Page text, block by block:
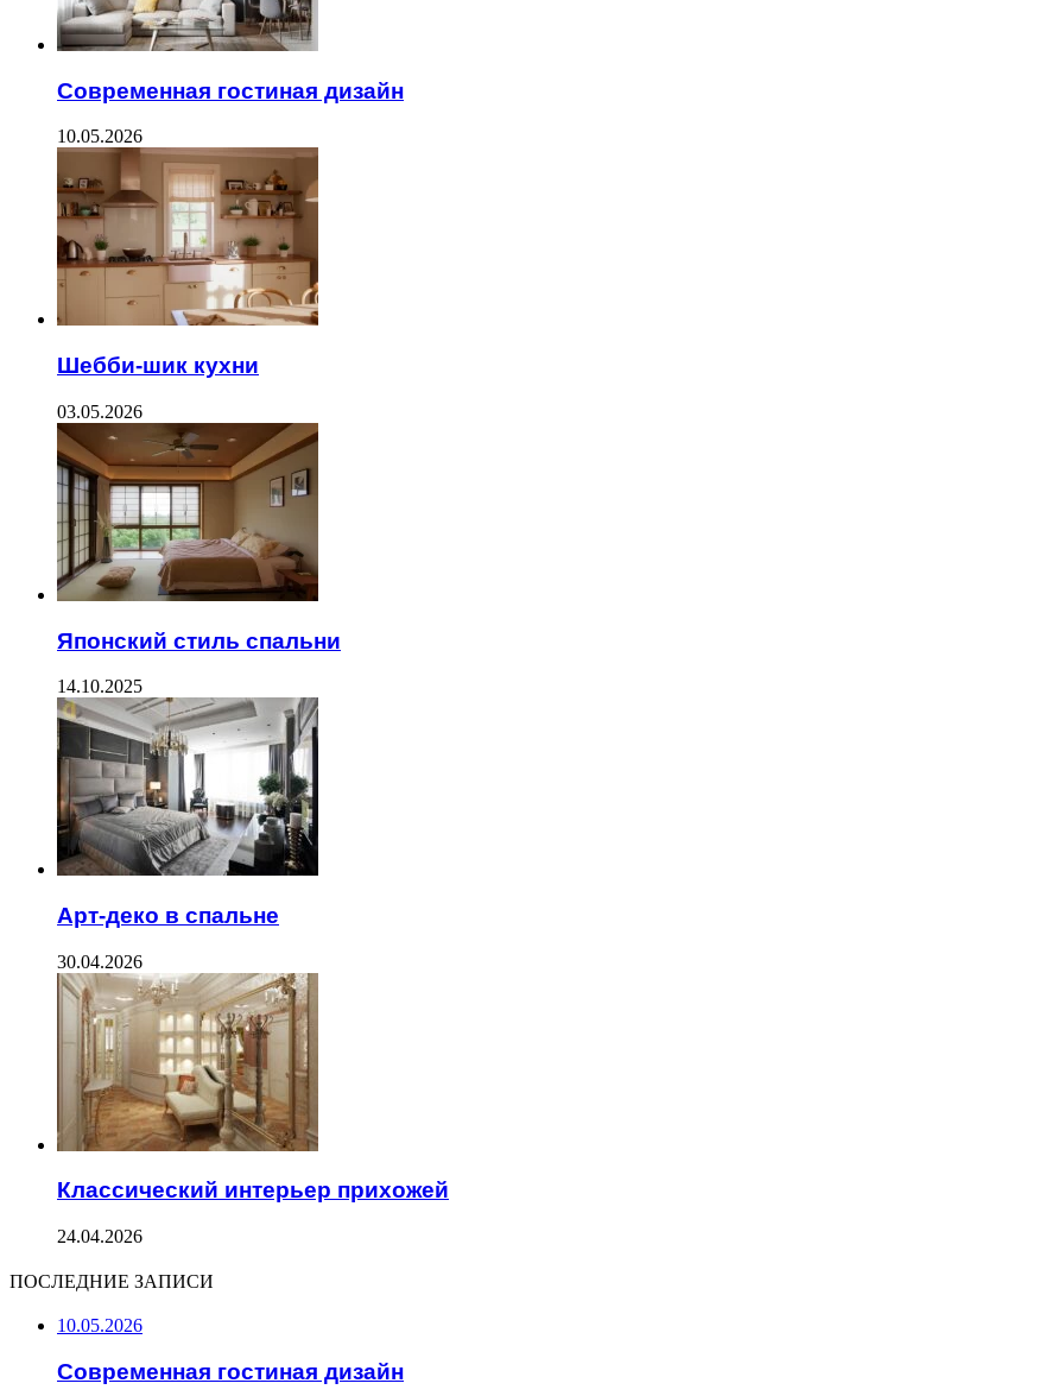
Современная гостиная дизайн
10.05.2026
Шебби-шик кухни
03.05.2026
Японский стиль спальни
14.10.2025
Арт-деко в спальне
30.04.2026
Классический интерьер прихожей
24.04.2026
ПОСЛЕДНИЕ ЗАПИСИ
10.05.2026
Современная гостиная дизайн